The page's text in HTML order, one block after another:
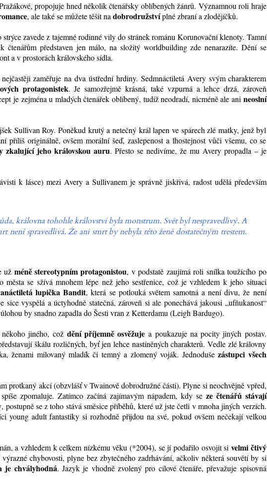
propojuje hned několik čtenářsky oblíbených žánrů. Významnou roli hraje
, ale také se můžete těšit na dobrodružstvíplné zbraní a zlodějíčků.
zavede z tajemné rodinné vily do stránek románu Korunovační klenoty. Tamní
čtenářům představen jen málo, na složitý worldbuilding zde nenarazíte. Dění se
a v prostorách královského sídla.
zaměřuje na dva ústřední hrdiny. Sedmnáctiletá Avery svým charakterem
protagonistek. Je samozřejmě krásná, také vzpurná a lehce drzá, zároveň
je zejména u mladých čtenářek oblíbený, tudíž neodradí, nicméně ale ani neoslní
Sullivan Roy. Poněkud krutý a netečný král lapen ve spárech zlé matky, jenž byl
originálně, ovšem morální šeď, zaslepenost a lhostejnost vůči všemu, co se
zkalující jeho královskou auru. Přesto se nedivíme, že mu Avery propadla – je
k lásce) mezi Avery a Sullivanem je správně jiskřivá, radost udělá především
královna tohohle království byla monstrum. Svět byl nespravedlivý. A
není spravedlivá. Že ani smrt by nebyla této ženě dostatečným trestem.
už méně stereotypním protagonistou, v podstatě zaujímá roli snílka toužícího po
města se sžívá mnohem lépe než jeho sestřenice, což je vzhledem k jeho situaci
lupička Bandit, která se potlouká světem samotná a není divu, že není
vyspělá a úctyhodně statečná, zároveň si ale ponechává jakousi „ufňukanost“
by snadno zapadla do Šesti vran z Ketterdamu (Leigh Bardugo).
jiného, což dění příjemně osvěžuje a poukazuje na pocity jiných postav.
škálu rozličných, byť jen lehce nastíněných charakterů. Vedle zlé královny
ženami milovaný mladík či temný a zlomený voják. Jednodušezástupci všech
protkaný akcí (obzvlášť v Twainově dobrodružné části). Plyne si neochvějně vpřed,
zpomaluje. Zatímco začíná zajímavým nápadem, kdy seze čtenářů stávají
, postupně se z toho stává směsice příběhů, které už jste četli v mnoha jiných verzích.
young adult fantastiky si rozhodně přijdou na své, pokud ovšem nečekají velkou
a vzhledem k celkem nízkému věku (*2004), se jí podařilo osvojit si velmi čtivý
chybovosti, plyne bez zbytečného zadrhávání, ačkoliv některá souvětí by si
je chvályhodná. Jazyk je vhodně zvolený pro cílové čtenáře, převažuje spisovná